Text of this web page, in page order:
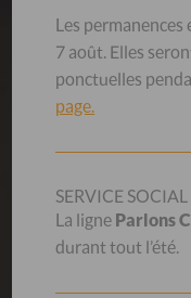
Les aide-mémoires
l’expérience
collaboratrices. Ils
Nos
Les
7 août. Elles
ponctuelles
page.
SERVICE
La ligne Parlons
durant tout l’été.